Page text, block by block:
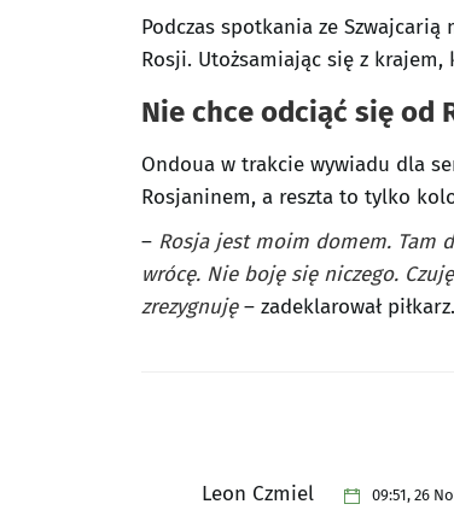
Podczas spotkania ze
Rosji. Utożsamiając się z krajem,
Nie chce odciąć się od
Ondoua w trakcie wywiadu dla
Rosjaninem, a reszta to tylko
– Rosja jest moim domem. Tam
wrócę. Nie boję się niczego.
zrezygnuję– zadeklarował piłkarz.
Leon Czmiel 09:51, 26